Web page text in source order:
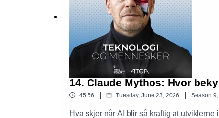
14. Claude Mythos: Hvor
45:56 Tuesday, June 23, 2026 Season 9
Hva skjer når AI blir så kraftig at